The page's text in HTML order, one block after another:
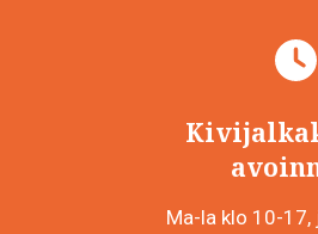
Ma-la klo 10-